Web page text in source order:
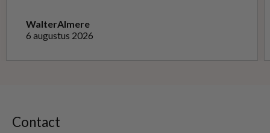
worden voor de goede; dat kon misschien in
Haarlem bij de winkel. Op meerdere mails
WalterAlmere
6 augustus 2026
Contact